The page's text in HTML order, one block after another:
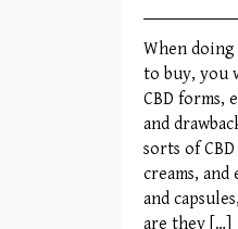
When
to buy, you
CBD forms,
and
sorts of
creams,
and
are they […]